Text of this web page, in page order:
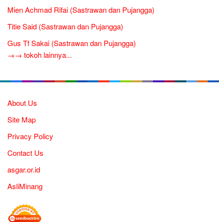
Mien Achmad Rifai (Sastrawan dan Pujangga)
Titie Said (Sastrawan dan Pujangga)
Gus Tf Sakai (Sastrawan dan Pujangga)
→→ tokoh lainnya...
About Us
Site Map
Privacy Policy
Contact Us
asgar.or.id
AsliMinang